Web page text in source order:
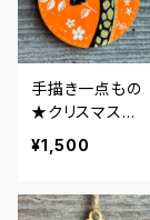
手描き一点もの
★クリスマスオ
ーナメント★キリ
ン・オレンジ
¥1,500